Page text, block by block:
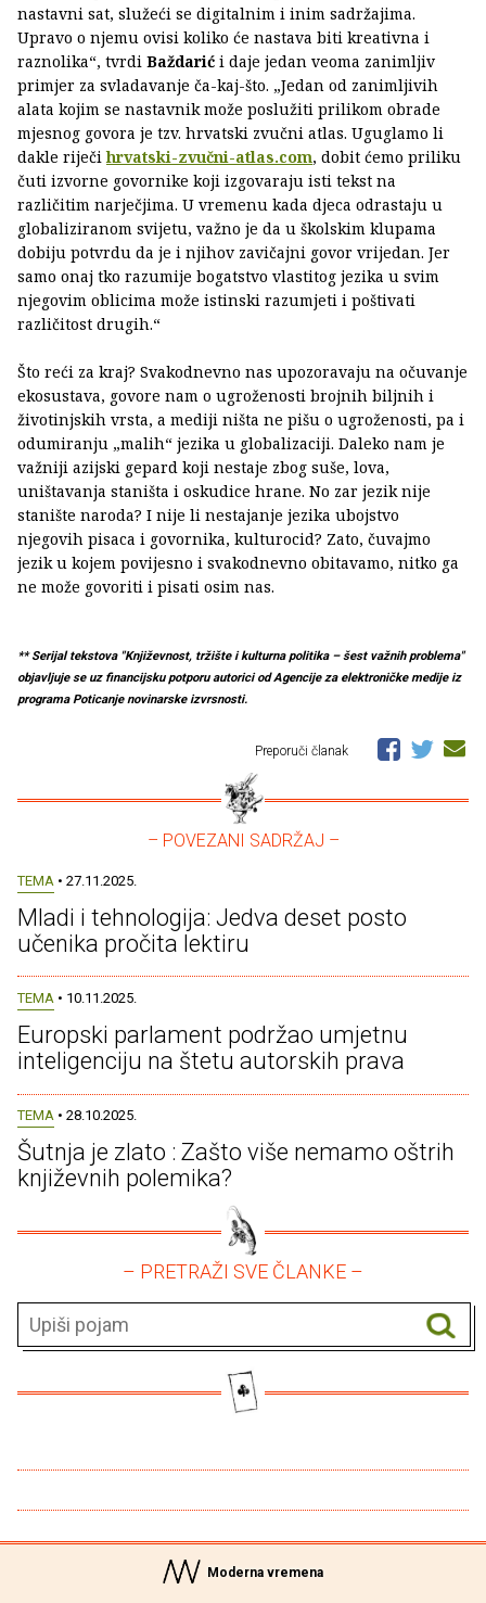
nastavni sat, služeći se digitalnim i inim sadržajima.
Upravo o njemu ovisi koliko će nastava biti kreativna i
raznolika“, tvrdi Baždarić i daje jedan veoma zanimljiv
primjer za svladavanje ča-kaj-što. „Jedan od zanimljivih
alata kojim se nastavnik može poslužiti prilikom obrade
mjesnog govora je tzv. hrvatski zvučni atlas. Uguglamo li
dakle riječihrvatski-zvučni-atlas.com, dobit ćemo priliku
čuti izvorne govornike koji izgovaraju isti tekst na
različitim narječjima. U vremenu kada djeca odrastaju u
globaliziranom svijetu, važno je da u školskim klupama
dobiju potvrdu da je i njihov zavičajni govor vrijedan. Jer
samo onaj tko razumije bogatstvo vlastitog jezika u svim
njegovim oblicima može istinski razumjeti i poštivati
različitost drugih.“
Što reći za kraj? Svakodnevno nas upozoravaju na očuvanje
ekosustava, govore nam o ugroženosti brojnih biljnih i
životinjskih vrsta, a mediji ništa ne pišu o ugroženosti, pa i
odumiranju „malih“ jezika u globalizaciji. Daleko nam je
važniji azijski gepard koji nestaje zbog suše, lova,
uništavanja staništa i oskudice hrane. No zar jezik nije
stanište naroda? I nije li nestajanje jezika ubojstvo
njegovih pisaca i govornika, kulturocid? Zato, čuvajmo
jezik u kojem povijesno i svakodnevno obitavamo, nitko ga
ne može govoriti i pisati osim nas.
** Serijal tekstova "Književnost, tržište i kulturna politika – šest važnih problema"
objavljuje se uz financijsku potporu autorici od Agencije za elektroničke medije iz
programa Poticanje novinarske izvrsnosti.
Preporuči članak
– POVEZANI SADRŽAJ –
TEMA • 27.11.2025.
Mladi i tehnologija: Jedva deset posto
učenika pročita lektiru
TEMA • 10.11.2025.
Europski parlament podržao umjetnu
inteligenciju na štetu autorskih prava
TEMA • 28.10.2025.
Šutnja je zlato : Zašto više nemamo oštrih
književnih polemika?
– PRETRAŽI SVE ČLANKE –
Moderna vremena